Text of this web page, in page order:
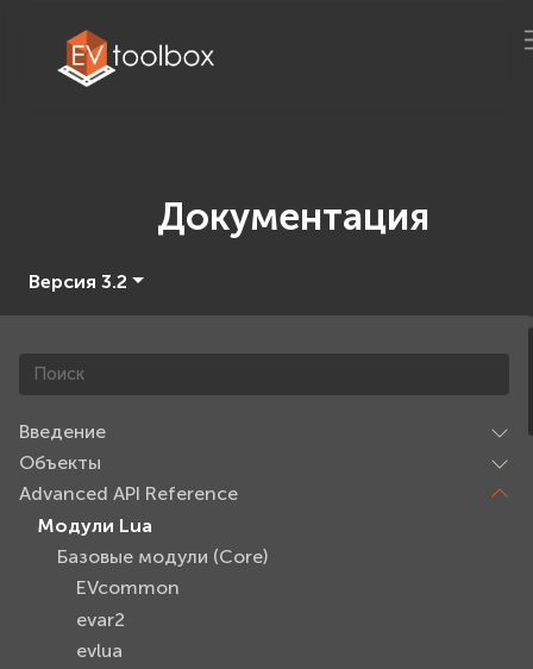
Документация
Версия 3.2
Введение
Объекты
Advanced API Reference
Модули Lua
Базовые модули (Core)
EVcommon
evar2
evlua